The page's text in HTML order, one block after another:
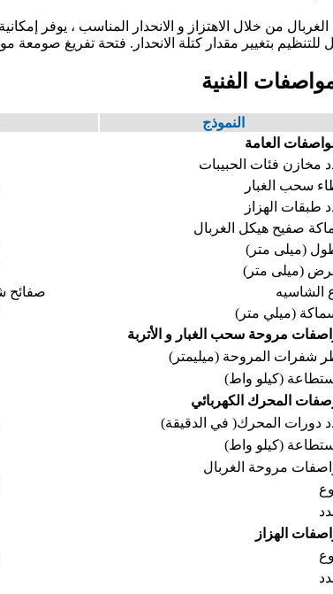
الغربال من خلال الاهتزاز و الانحدار المناسب ، يوفر
للتنظيم بتغيير مقدار كتلة الانحدار. فتحة تفريغ صومعة
الفنية
النموذج
العامة
مخازن فئات الحبيبات
سحب الغبار
طبقات الهزاز
صفيح هيكل الغربال
(میلی متر)
(میلی متر)
الشاسيه
صفائح
(ميلي متر)
مروحة سحب الغبار و الأتربة
شفرات المروحة (ميليمتر)
(كيلو واط)
المحرك الكهربائي
دورات المحرك( في الدقيقة)
(كيلو واط)
مروحة الغربال
الهزاز